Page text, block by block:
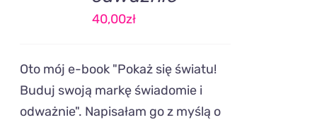
40,00zł
Oto mój e-book "Pokaż się światu!
Buduj swoją markę świadomie i
odważnie". Napisałam go z myślą o